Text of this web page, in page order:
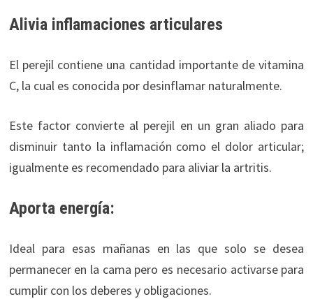
Alivia inflamaciones articulares
El perejil contiene una cantidad importante de vitamina
C, la cual es conocida por desinflamar naturalmente.
Este factor convierte al perejil en un gran aliado para
disminuir tanto la inflamación como el dolor articular;
igualmente es recomendado para aliviar la artritis.
Aporta energía:
Ideal para esas mañanas en las que solo se desea
permanecer en la cama pero es necesario activarse para
cumplir con los deberes y obligaciones.